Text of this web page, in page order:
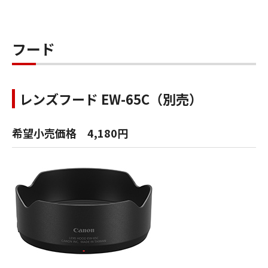
フード
レンズフード EW-65C（別売）
希望小売価格 4,180円